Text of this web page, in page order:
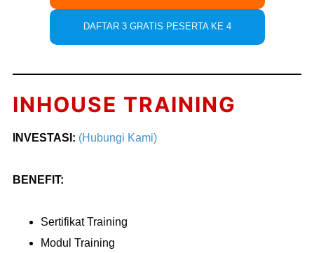
DAFTAR 3 GRATIS PESERTA KE 4
INHOUSE TRAINING
INVESTASI: (Hubungi Kami)
BENEFIT:
Sertifikat Training
Modul Training